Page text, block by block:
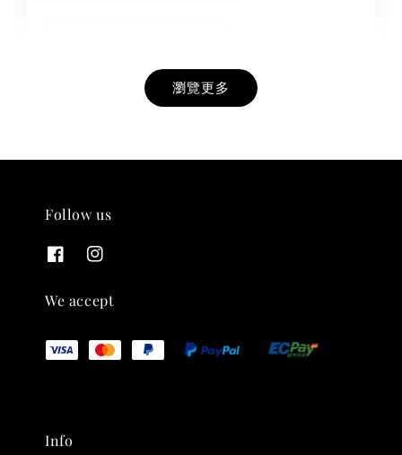
THT 九週年紀念 T-shirt
NT$ 880
加入購物車
瀏覽更多
Follow us
We accept
Info